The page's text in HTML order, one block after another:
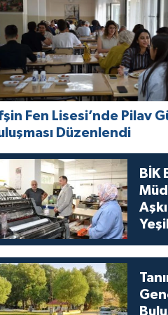
Fen Lisesi’nde Pilav
Düzenlendi
BİK